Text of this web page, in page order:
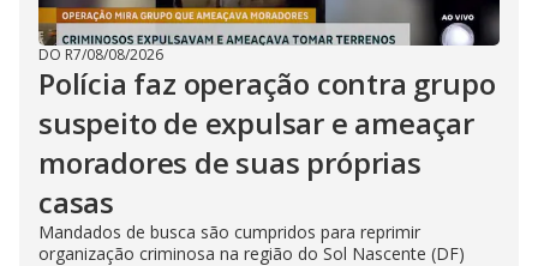
DO R7/08/08/2026
Polícia faz operação contra grupo
suspeito de expulsar e ameaçar
moradores de suas próprias
casas
Mandados de busca são cumpridos para reprimir
organização criminosa na região do Sol Nascente (DF)